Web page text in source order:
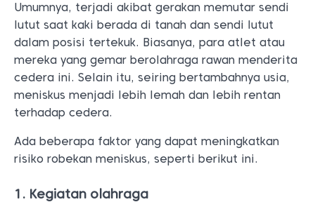
Umumnya, terjadi akibat gerakan memutar sendi
lutut saat kaki berada di tanah dan sendi lutut
dalam posisi tertekuk. Biasanya, para atlet atau
mereka yang gemar berolahraga rawan menderita
cedera ini. Selain itu, seiring bertambahnya usia,
meniskus menjadi lebih lemah dan lebih rentan
terhadap cedera.
Ada beberapa faktor yang dapat meningkatkan
risiko robekan meniskus, seperti berikut ini.
1. Kegiatan olahraga